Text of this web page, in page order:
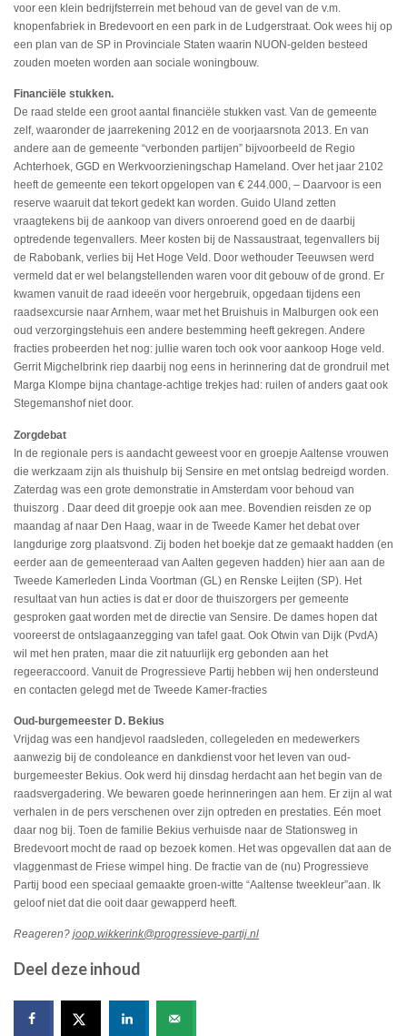
voor een klein bedrijfsterrein met behoud van de gevel van de v.m.
knopenfabriek in Bredevoort en een park in de Ludgerstraat. Ook wees hij op
een plan van de SP in Provinciale Staten waarin NUON-gelden besteed
zouden moeten worden aan sociale woningbouw.
Financiële stukken.
De raad stelde een groot aantal financiële stukken vast. Van de gemeente
zelf, waaronder de jaarrekening 2012 en de voorjaarsnota 2013. En van
andere aan de gemeente “verbonden partijen” bijvoorbeeld de Regio
Achterhoek, GGD en Werkvoorzieningschap Hameland. Over het jaar 2102
heeft de gemeente een tekort opgelopen van € 244.000, – Daarvoor is een
reserve waaruit dat tekort gedekt kan worden. Guido Uland zetten
vraagtekens bij de aankoop van divers onroerend goed en de daarbij
optredende tegenvallers. Meer kosten bij de Nassaustraat, tegenvallers bij
de Rabobank, verlies bij Het Hoge Veld. Door wethouder Teeuwsen werd
vermeld dat er wel belangstellenden waren voor dit gebouw of de grond. Er
kwamen vanuit de raad ideeën voor hergebruik, opgedaan tijdens een
raadsexcursie naar Arnhem, waar met het Bruishuis in Malburgen ook een
oud verzorgingstehuis een andere bestemming heeft gekregen. Andere
fracties probeerden het nog: jullie waren toch ook voor aankoop Hoge veld.
Gerrit Migchelbrink riep daarbij nog eens in herinnering dat de grondruil met
Marga Klompe bijna chantage-achtige trekjes had: ruilen of anders gaat ook
Stegemanshof niet door.
Zorgdebat
In de regionale pers is aandacht geweest voor en groepje Aaltense vrouwen
die werkzaam zijn als thuishulp bij Sensire en met ontslag bedreigd worden.
Zaterdag was een grote demonstratie in Amsterdam voor behoud van
thuiszorg . Daar deed dit groepje ook aan mee. Bovendien reisden ze op
maandag af naar Den Haag, waar in de Tweede Kamer het debat over
langdurige zorg plaatsvond. Zij boden het boekje dat ze gemaakt hadden (en
eerder aan de gemeenteraad van Aalten gegeven hadden) hier aan aan de
Tweede Kamerleden Linda Voortman (GL) en Renske Leijten (SP). Het
resultaat van hun acties is dat er door de thuiszorgers per gemeente
gesproken gaat worden met de directie van Sensire. De dames hopen dat
vooreerst de ontslagaanzegging van tafel gaat. Ook Otwin van Dijk (PvdA)
wil met hen praten, maar die zit natuurlijk erg gebonden aan het
regeeraccoord. Vanuit de Progressieve Partij hebben wij hen ondersteund
en contacten gelegd met de Tweede Kamer-fracties
Oud-burgemeester D. Bekius
Vrijdag was een handjevol raadsleden, collegeleden en medewerkers
aanwezig bij de condoleance en dankdienst voor het leven van oud-
burgemeester Bekius. Ook werd hij dinsdag herdacht aan het begin van de
raadsvergadering. We bewaren goede herinneringen aan hem. Er zijn al wat
verhalen in de pers verschenen over zijn optreden en prestaties. Eén moet
daar nog bij. Toen de familie Bekius verhuisde naar de Stationsweg in
Bredevoort mocht de raad op bezoek komen. Het was opgevallen dat aan de
vlaggenmast de Friese wimpel hing. De fractie van de (nu) Progressieve
Partij bood een speciaal gemaakte groen-witte “Aaltense tweekleur”aan. Ik
geloof niet dat die ooit daar gewapperd heeft.
Reageren? joop.wikkerink@progressieve-partij.nl
Deel deze inhoud